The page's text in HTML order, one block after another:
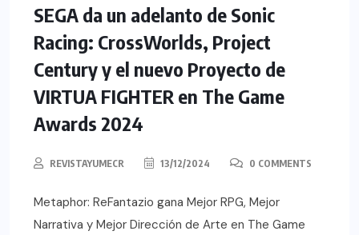
SEGA da un adelanto de Sonic
Racing: CrossWorlds, Project
Century y el nuevo Proyecto de
VIRTUA FIGHTER en The Game
Awards 2024
REVISTAYUMECR 13/12/2024 0 COMMENTS
Metaphor: ReFantazio gana Mejor RPG, Mejor
Narrativa y Mejor Dirección de Arte en The Game